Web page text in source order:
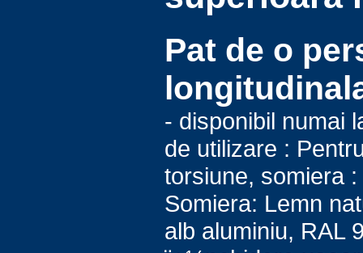
Pat de o
- disponibil numai
de utilizare :
torsiune, somiera
Somiera: Lemn
alb aluminiu, RAL